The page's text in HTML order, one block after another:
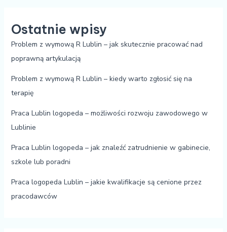
Ostatnie wpisy
Problem z wymową R Lublin – jak skutecznie pracować nad
poprawną artykulacją
Problem z wymową R Lublin – kiedy warto zgłosić się na
terapię
Praca Lublin logopeda – możliwości rozwoju zawodowego w
Lublinie
Praca Lublin logopeda – jak znaleźć zatrudnienie w gabinecie,
szkole lub poradni
Praca logopeda Lublin – jakie kwalifikacje są cenione przez
pracodawców